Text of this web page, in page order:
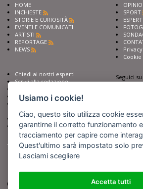
HOME
INCHIESTE
STORIE E CURIOSITÀ
EVENTI E COMUNICATI
ARTISTI
REPORTAGE
NEWS
SPORT
ESPERTI
Privacy
Chiedi ai nostri esperti
Scrivi alla redazione
Sostieni Barinedita
Iscriviti al nostro corso di
giornalismo
Compra i nostri libri
Entra in Barinedita Map
Seguici su
BARIREPORT s.a.s., Partita IVA 07355350724
Copyright BARIREPORT s.a.s. All rights reserved -
(tranne che non vi sia uno specifico anno di scatto
Usiamo i cookie!
Ciao, questo sito utilizza cookie
garantirne il corretto funzionamento
tracciamento per capire come
Quest'ultimo sarà impostato solo
Lasciami scegliere
Accetta tutti